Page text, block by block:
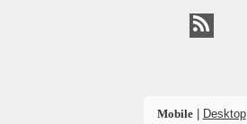
Mobile| Desktop